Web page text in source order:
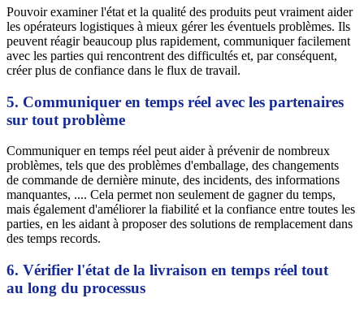
Pouvoir examiner l'état et la qualité des produits peut vraiment aider
les opérateurs logistiques à mieux gérer les éventuels problèmes. Ils
peuvent réagir beaucoup plus rapidement, communiquer facilement
avec les parties qui rencontrent des difficultés et, par conséquent,
créer plus de confiance dans le flux de travail.
5. Communiquer en temps réel avec les partenaires
sur tout problème
Communiquer en temps réel peut aider à prévenir de nombreux
problèmes, tels que des problèmes d'emballage, des changements
de commande de dernière minute, des incidents, des informations
manquantes, .... Cela permet non seulement de gagner du temps,
mais également d'améliorer la fiabilité et la confiance entre toutes les
parties, en les aidant à proposer des solutions de remplacement dans
des temps records.
6. Vérifier l'état de la livraison en temps réel tout
au long du processus